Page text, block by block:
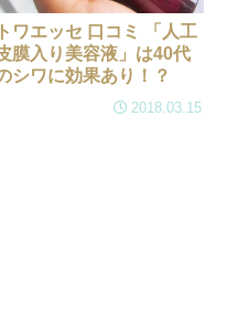
トワエッセ 口コミ 「人工
膜入り美容液」は40代
シワに効果あり！？
2018.03.15